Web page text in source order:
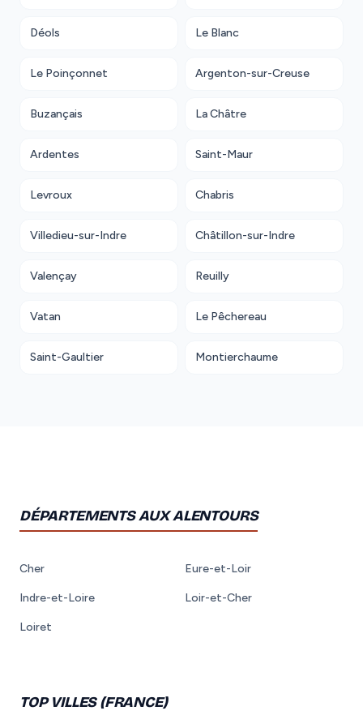
Déols Le Blanc
Le Poinçonnet Argenton-sur-Creuse
Buzançais La Châtre
Ardentes Saint-Maur
Levroux Chabris
Villedieu-sur-Indre Châtillon-sur-Indre
Valençay Reuilly
Vatan Le Pêchereau
Saint-Gaultier Montierchaume
DÉPARTEMENTS AUX ALENTOURS
Cher Eure-et-Loir
Indre-et-Loire Loir-et-Cher
Loiret
TOP VILLES (FRANCE)